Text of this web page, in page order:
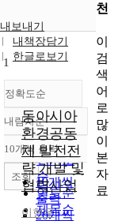
내보내기
내책장담기
한글로보기
정확도순
정확도
순
인기도
순
연도순
제목순
내림차순
내림차순
10개씩 출력
10개씩
출력
20개씩
조회
1
동아시아
환경공동
체 발전전
략 개발 및
협력사업
이현우
천
이
검
색
어
로
많
이
본
자
료